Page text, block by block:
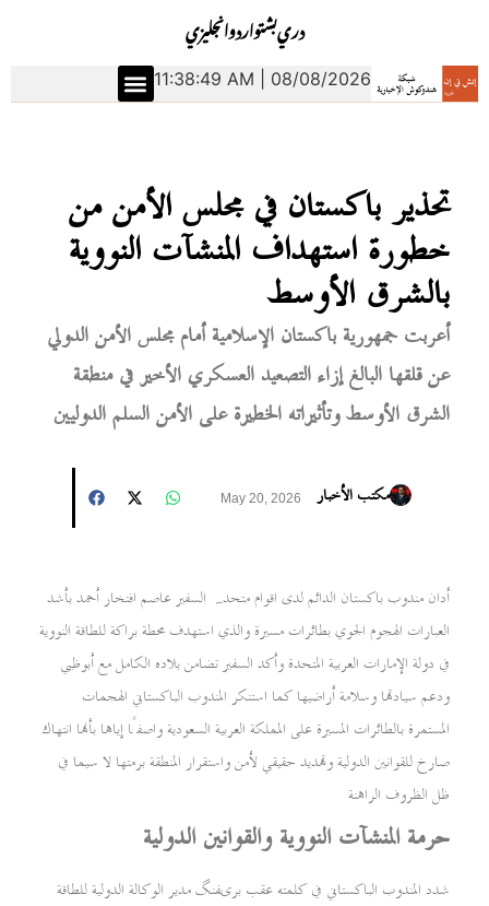
انجليزياردوبشتودري
11:38:50 AM | 08/08/2026
تحذير باكستان في مجلس الأمن من
خطورة استهداف المنشآت النووية
بالشرق الأوسط
أعربت جمهورية باكستان الإسلامية أمام مجلس الأمن الدولي
عن قلقها البالغ إزاء التصعيد العسكري الأخير في منطقة
الشرق الأوسط وتأثيراته الخطيرة على الأمن السلم الدوليين
مكتب الأخبار May 20, 2026
أدان مندوب باكستان الدائم لدى اقوام متحدہ السفير عاصم افتخار أحمد بأشد
العبارات الهجوم الجوي بطائرات مسيرة والذي استهدف محطة براكة للطاقة النووية
في دولة الإمارات العربية المتحدة وأكد السفير تضامن بلاده الكامل مع أبوظبي
ودعم سيادتها وسلامة أراضيها كما استنكر المندوب الباكستاني الهجمات
المستمرة بالطائرات المسيرة على المملكة العربية السعودية واصفًا إياها بأنها انتهاك
صارخ للقوانين الدولية وتهديد حقيقي لأمن واستقرار المنطقة برمتها لا سيما في
ظل الظروف الراهنة
حرمة المنشآت النووية والقوانين الدولية
شدد المندوب الباكستاني في كلمته عقب بریفنگ مدير الوكالة الدولية للطاقة